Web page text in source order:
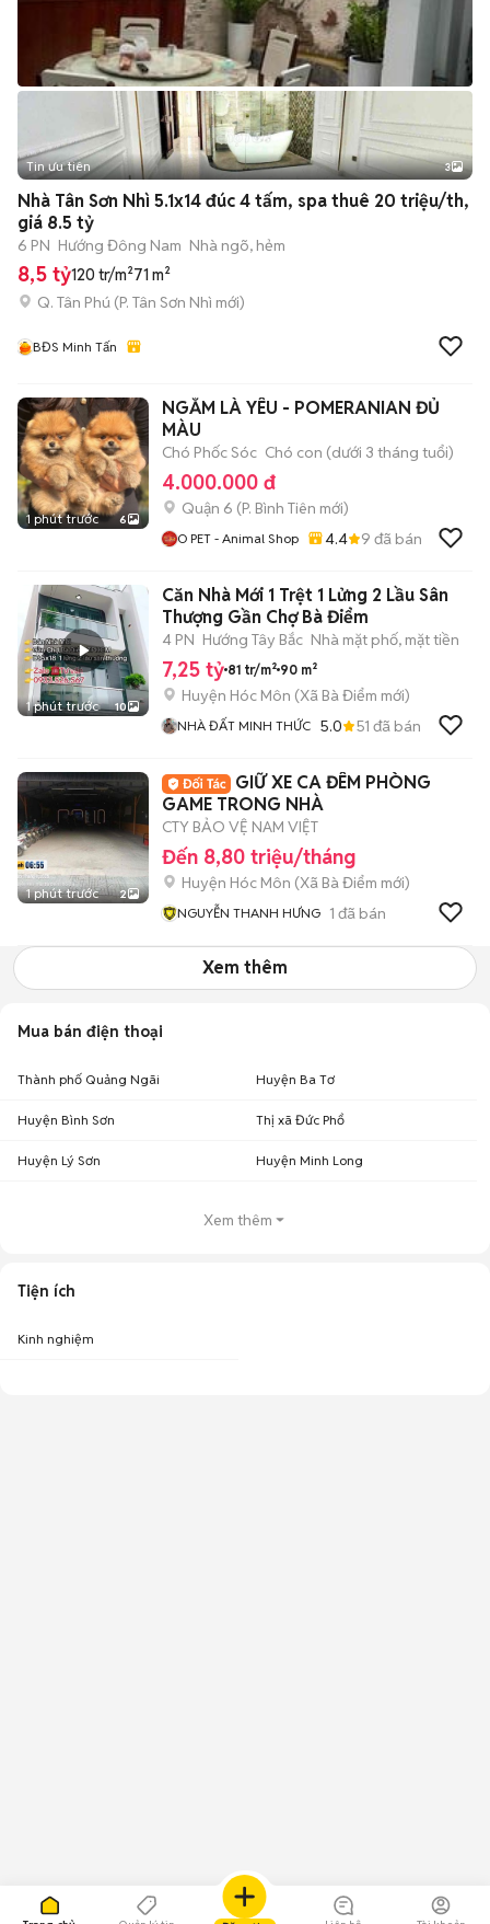
Tin ưu tiên 3
Nhà Tân Sơn Nhì 5.1x14 đúc 4 tấm, spa thuê 20 triệu/th,
giá 8.5 tỷ
6 PN Hướng Đông Nam Nhà ngõ, hẻm
8,5 tỷ120 tr/m²71 m²
Q. Tân Phú (P. Tân Sơn Nhì mới)
BĐS Minh Tấn
1 phút trước 6
NGẮM LÀ YÊU - POMERANIAN ĐỦ
MÀU
Chó Phốc Sóc Chó con (dưới 3 tháng tuổi)
4.000.000 đ
Quận 6 (P. Bình Tiên mới)
O PET - Animal Shop 4.4 9 đã bán
1 phút trước 10
Căn Nhà Mới 1 Trệt 1 Lửng 2 Lầu Sân
Thượng Gần Chợ Bà Điểm
4 PN Hướng Tây Bắc Nhà mặt phố, mặt tiền
7,25 tỷ 81 tr/m² 90 m²
Huyện Hóc Môn (Xã Bà Điểm mới)
NHÀ ĐẤT MINH THỨC 5.0 51 đã bán
1 phút trước 2
GIỮ XE CA ĐÊM PHÒNG
GAME TRONG NHÀ
CTY BẢO VỆ NAM VIỆT
Đến 8,80 triệu/tháng
Huyện Hóc Môn (Xã Bà Điểm mới)
NGUYỄN THANH HƯNG 1 đã bán
Xem thêm
Mua bán điện thoại
Thành phố Quảng Ngãi Huyện Ba Tơ
Huyện Bình Sơn Thị xã Đức Phổ
Huyện Lý Sơn Huyện Minh Long
Xem thêm
Tiện ích
Kinh nghiệm